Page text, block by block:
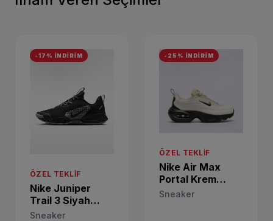
-17% İNDİRİM
ÖZEL TEKLIF
Nike Juniper
Trail 3 Siyah
Günlük Sneaker
Sneaker
-25% İNDİRİM
ÖZEL TEKLIF
Nike Air Max
Portal Krem
Sneaker IB7698-
Sneaker